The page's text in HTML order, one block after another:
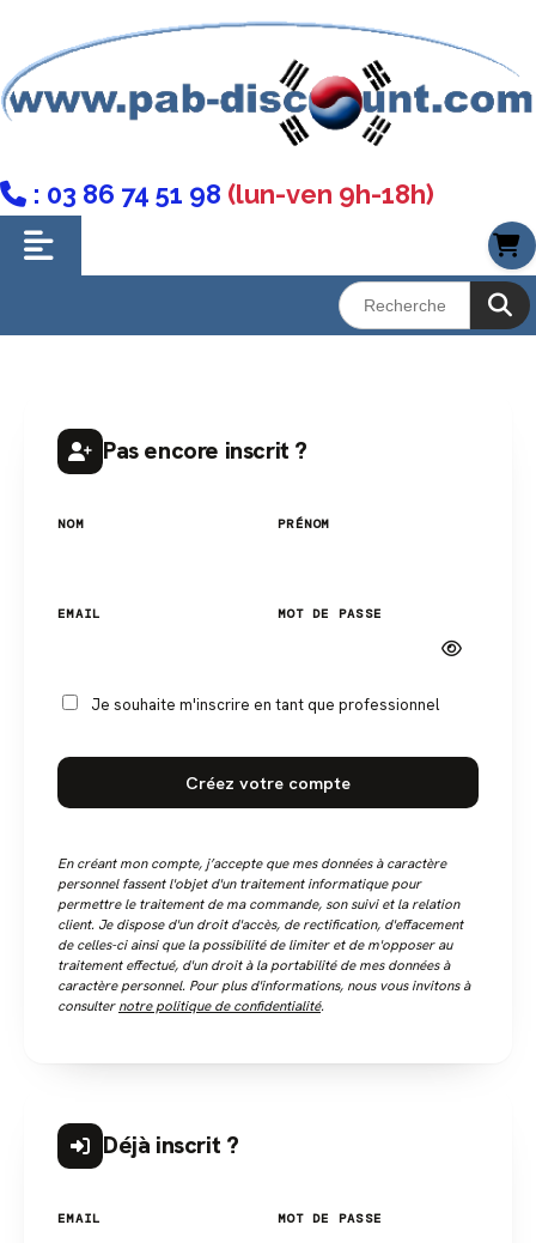
 : 03 86 74 51 98 (lun-ven 9h-18h)
Pas encore inscrit ?
NOM PRÉNOM
EMAIL MOT DE PASSE
Je souhaite m'inscrire en tant que professionnel
Créez votre compte
En créant mon compte, j’accepte que mes données à caractère
personnel fassent l'objet d'un traitement informatique pour
permettre le traitement de ma commande, son suivi et la relation
client. Je dispose d'un droit d'accès, de rectification, d'effacement
de celles-ci ainsi que la possibilité de limiter et de m'opposer au
traitement effectué, d'un droit à la portabilité de mes données à
caractère personnel. Pour plus d'informations, nous vous invitons à
consulter notre politique de confidentialité.
Déjà inscrit ?
EMAIL MOT DE PASSE